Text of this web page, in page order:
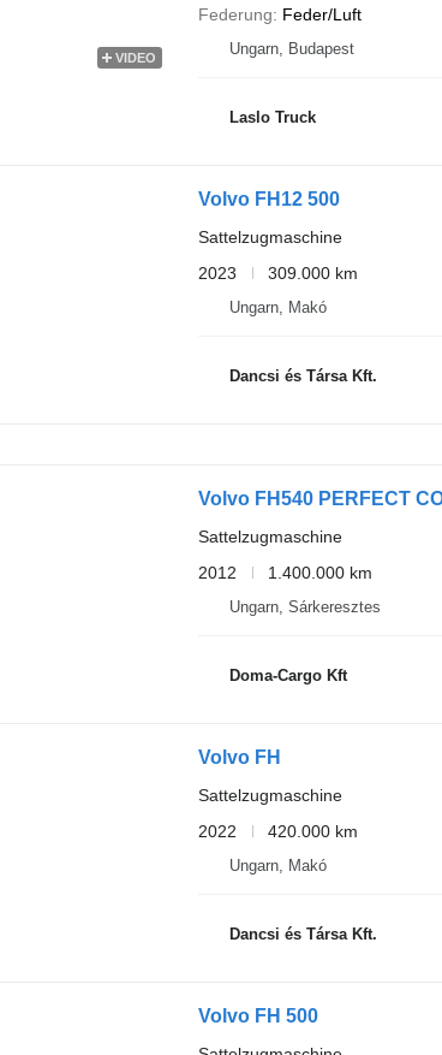
VIDEO
Federung
Feder/Luft
Ungarn, Budapest
Laslo Truck
Volvo FH12 500
Sattelzugmaschine
2023
309.000 km
Ungarn, Makó
Dancsi és Társa Kft.
Volvo FH540 PERFECT
Sattelzugmaschine
2012
1.400.000 km
Ungarn, Sárkeresztes
Doma-Cargo Kft
Volvo FH
Sattelzugmaschine
2022
420.000 km
Ungarn, Makó
Dancsi és Társa Kft.
Volvo FH 500